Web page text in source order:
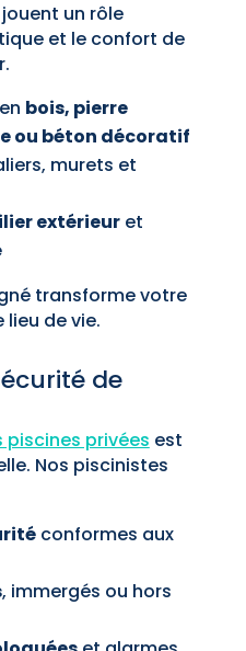
un rôle
et le confort de
bois, pierre
ou béton décoratif
murets et
extérieuret
transforme votre
de vie.
de
privées est
Nos piscinistes
conformes aux
, immergés ou hors